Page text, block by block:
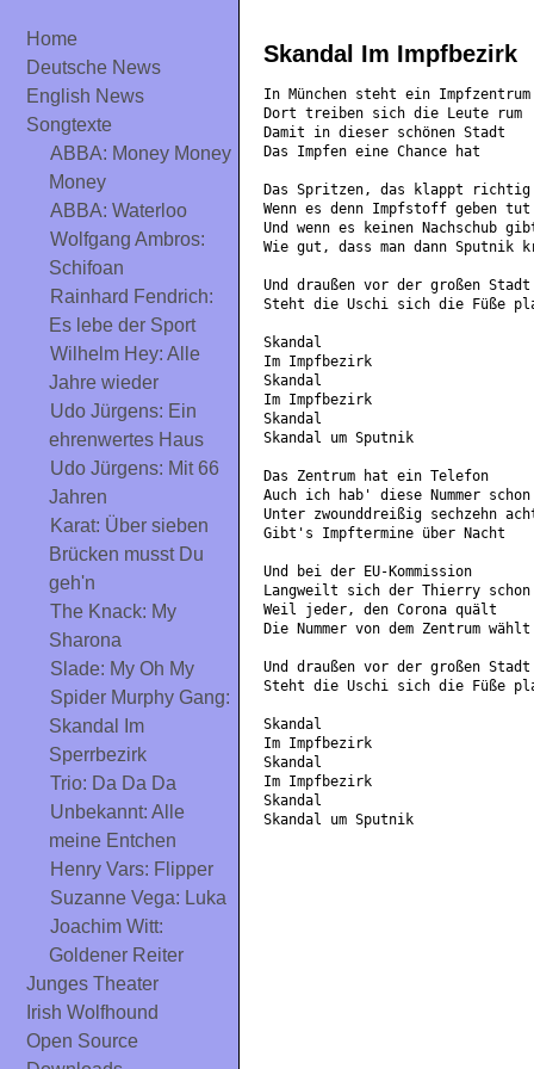
Home
Deutsche News
English News
Songtexte
ABBA: Money Money
Money
ABBA: Waterloo
Wolfgang Ambros:
Schifoan
Rainhard Fendrich:
Es lebe der Sport
Wilhelm Hey: Alle
Jahre wieder
Udo Jürgens: Ein
ehrenwertes Haus
Udo Jürgens: Mit 66
Jahren
Karat: Über sieben
Brücken musst Du
geh'n
The Knack: My
Sharona
Slade: My Oh My
Spider Murphy Gang:
Skandal Im
Sperrbezirk
Trio: Da Da Da
Unbekannt: Alle
meine Entchen
Henry Vars: Flipper
Suzanne Vega: Luka
Joachim Witt:
Goldener Reiter
Junges Theater
Irish Wolfhound
Open Source
Skandal Im Impfbezirk
In München steht ein Impfzentrum
Dort treiben sich die Leute rum
Damit in dieser schönen Stadt
Das Impfen eine Chance hat
Das Spritzen, das klappt
Wenn es denn Impfstoff geben tut
Und wenn es keinen Nachschub
Wie gut, dass man dann Sputnik
Und draußen vor der großen Stadt
Steht die Uschi sich die Füße
Skandal
Im Impfbezirk
Skandal
Im Impfbezirk
Skandal
Skandal um Sputnik
Das Zentrum hat ein Telefon
Auch ich hab' diese Nummer schon
Unter zwounddreißig sechzehn
Gibt's Impftermine über Nacht
Und bei der EU-Kommission
Langweilt sich der Thierry schon
Weil jeder, den Corona quält
Die Nummer von dem Zentrum wählt
Und draußen vor der großen Stadt
Steht die Uschi sich die Füße
Skandal
Im Impfbezirk
Skandal
Im Impfbezirk
Skandal
Skandal um Sputnik